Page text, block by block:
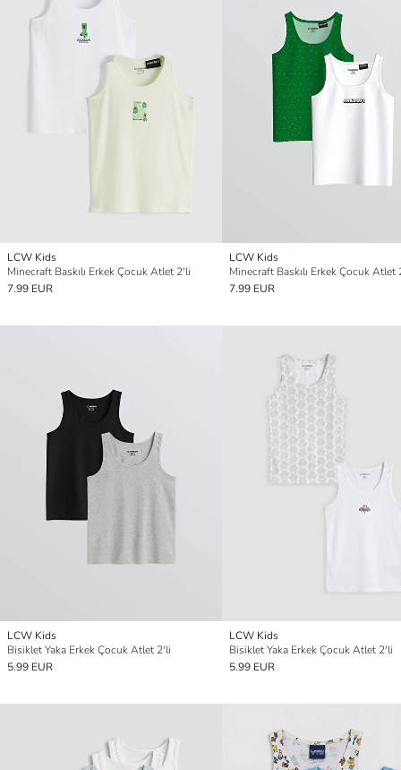
LCW Kids
Minecraft Baskılı Erkek Çocuk Atlet 2'li
7.99 EUR
LCW Kids
Minecraft Baskılı Erkek Çocuk Atlet
7.99 EUR
LCW Kids
Bisiklet Yaka Erkek Çocuk Atlet 2'li
5.99 EUR
LCW Kids
Bisiklet Yaka Erkek Çocuk Atlet 2'li
5.99 EUR